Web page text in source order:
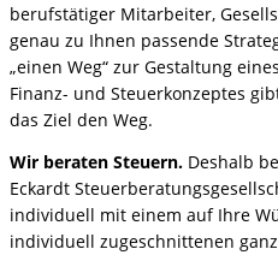
berufstätiger Mitarbeiter,
genau zu Ihnen passende
„einen Weg“ zur Gestaltung
Finanz- und Steuerkonzeptes
das Ziel den Weg.
Wir beraten Steuern. Deshalb
Eckardt
individuell mit einem auf Ihre
individuell zugeschnittenen